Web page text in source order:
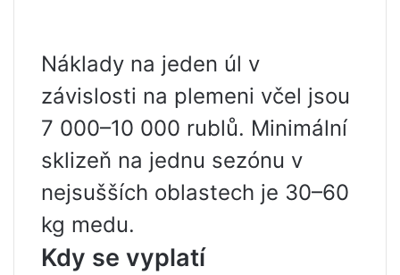
Náklady na jeden úl v
závislosti na plemeni včel jsou
7 000–10 000 rublů. Minimální
sklizeň na jednu sezónu v
nejsušších oblastech je 30–60
kg medu.
Kdy se vyplatí